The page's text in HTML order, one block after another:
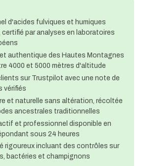
d'acides fulviques et humiques
par analyses en laboratoires
authentique des Hautes Montagnes
4000 et 5000 mètres d'altitude​
sur Trustpilot avec une note de
vérifiés​
et naturelle sans altération, récoltée
ancestrales traditionnelles​
et professionnel disponible en
sous 24 heures​
rigoureux incluant des contrôles sur
bactéries et champignons